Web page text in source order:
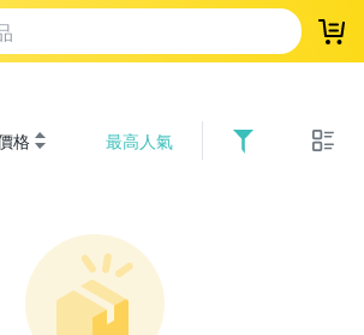
登
格 最高人氣